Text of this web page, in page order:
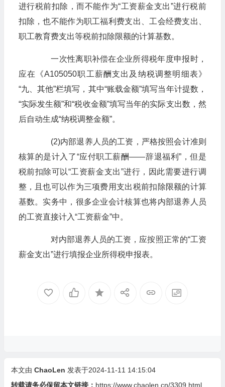
进行税前扣除，而不能作为“工资薪金支出”进行税前
扣除，也不能作为职工福利费支出、工会经费支出、
职工教育费支出等税前扣除限额的计算基数。
一次性离职补偿在企业所得税年度申报时，
应在《A105050职工薪酬支出及纳税调整明细表》
“九、其他”栏填写，其中“账载金额”填写当年计提数，
“实际发生额”和“税收金额”填写当年的实际支出数，然
后自动生成“纳税调整金额”。
(2)内部退养人员的工资，严格按照会计准则
核算的是计入了“应付职工薪酬——辞退福利”，但是
税前扣除可以“工资薪金支出”进行，因此需要进行调
整，且也可以作为三项费用支出税前扣除限额的计算
基数。实务中，很多企业会计核算也将内部退养人员
的工资直接计入“工资薪金”中。
对内部退养人员的工资，应按照正常的“工资
薪金支出”进行填报企业所得税申报表。
本文由 ChaoLen 发表于2024-11-11 14:15:04
转载请务必保留本文链接： https://www.chaolen.cn/3309.html